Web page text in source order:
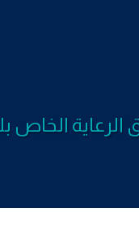
الرعاية الخاص